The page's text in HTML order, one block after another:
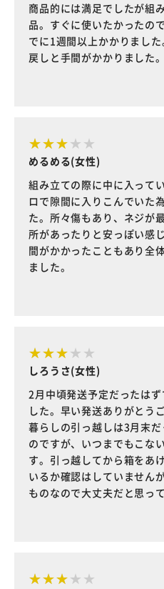
商品的には満足でしたが組
品。すぐに使いたかったの
でに1週間以上かかりまし
戻しと手間がかかりました。
めるめる(女性)
組み立ての際に中に入って
ロで隙間に入りこんでいた
た。所々傷もあり、ネジが
所があったりと安っぽい感
間がかかったこともあり全
ました。
しろうさ(女性)
2月中頃発送予定だったは
した。早い発送ありがとう
暮らしの引っ越しは3月末
のですが、いつまでもこな
す。引っ越してから箱をあ
いるか確認はしていません
ものなので大丈夫だと思っ